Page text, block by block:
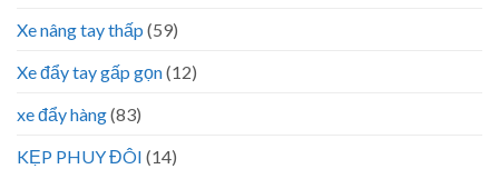
Xe nâng tay thấp (59)
Xe đẩy tay gấp gọn(12)
xe đẩy hàng(83)
KẸP PHUY ĐÔI (14)